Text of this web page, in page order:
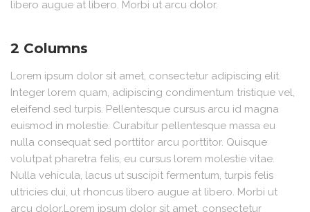
libero augue at libero. Morbi ut arcu dolor.
2 Columns
Lorem ipsum dolor sit amet, consectetur adipiscing elit.
Integer lorem quam, adipiscing condimentum tristique vel,
eleifend sed turpis. Pellentesque cursus arcu id magna
euismod in molestie. Curabitur pellentesque massa eu
nulla consequat sed porttitor arcu porttitor. Quisque
volutpat pharetra felis, eu cursus lorem molestie vitae.
Nulla vehicula, lacus ut suscipit fermentum, turpis felis
ultricies dui, ut rhoncus libero augue at libero. Morbi ut
arcu dolor.Lorem ipsum dolor sit amet, consectetur